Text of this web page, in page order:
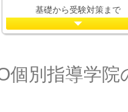
基礎から受験対策まで
個別指導学院